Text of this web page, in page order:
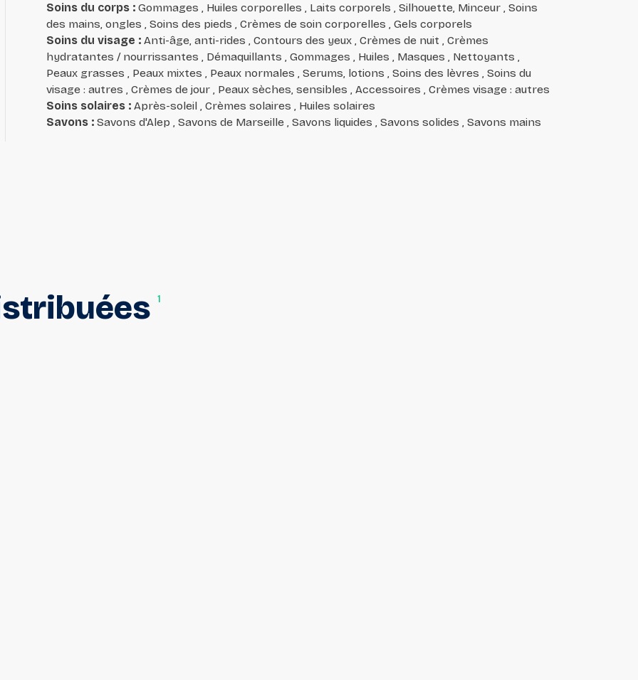
Soins du corps :Gommages , Huiles corporelles , Laits corporels , Silhouette, Minceur , Soins
des mains, ongles , Soins des pieds , Crèmes de soin corporelles , Gels corporels
Soins du visage :Anti-âge, anti-rides , Contours des yeux , Crèmes de nuit , Crèmes
hydratantes / nourrissantes , Démaquillants , Gommages , Huiles , Masques , Nettoyants ,
Peaux grasses , Peaux mixtes , Peaux normales , Serums, lotions , Soins des lèvres , Soins du
visage : autres , Crèmes de jour , Peaux sèches, sensibles , Accessoires , Crèmes visage : autres
Soins solaires :Après-soleil , Crèmes solaires , Huiles solaires
Savons :Savons d'Alep , Savons de Marseille , Savons liquides , Savons solides , Savons mains
1